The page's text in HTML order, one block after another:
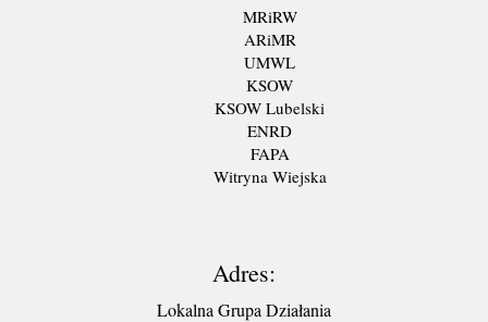
MRiRW
ARiMR
UMWL
KSOW
KSOW Lubelski
ENRD
FAPA
Witryna Wiejska
Adres:
Lokalna Grupa Działania